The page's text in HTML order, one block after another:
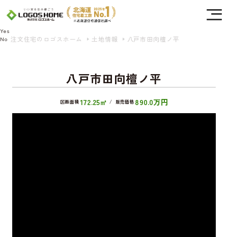
注文住宅のロゴスホーム 土地情報 八戸市田向檀ノ平
八戸市田向檀ノ平
区画面積172.25㎡ / 販売価格 890.0万円
Cookie を使用して、お客様の活動を追跡してもよろしいですか? 当社ではお客様の
プライバシーを極めて重視しています。詳細について、およびご質問がある場合
は、当社のプライバシーポリシーをご覧ください。
Yes
No